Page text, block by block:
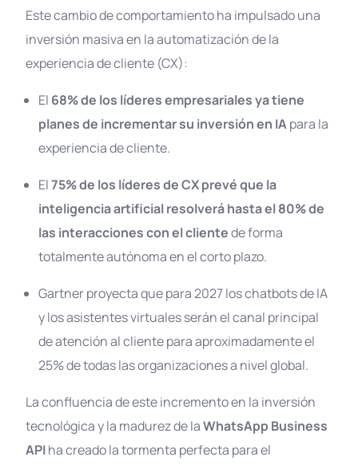
Este cambio de comportamiento ha impulsado una
inversión masiva en la automatización de la
experiencia de cliente (CX):
El 68% de los líderes empresariales ya tiene
planes de incrementar su inversión en IApara la
experiencia de cliente.
El75% de los líderes de CX prevé que la
inteligencia artificial resolverá hasta el 80% de
las interacciones con el clientede forma
totalmente autónoma en el corto plazo.
Gartner proyecta que para 2027 los chatbots de IA
y los asistentes virtuales serán el canal principal
de atención al cliente para aproximadamente el
25% de todas las organizaciones a nivel global.
La confluencia de este incremento en la inversión
tecnológica y la madurez de laWhatsApp Business
APIha creado la tormenta perfecta para el